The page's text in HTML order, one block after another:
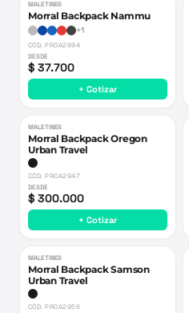
MALETINES
Morral Backpack Nammu
+1
CÓD.PROA2994
DESDE
$ 37.700
+ Cotizar
MALETINES
Morral Backpack Oregon
Urban Travel
CÓD.PROA2947
DESDE
$ 300.000
+ Cotizar
MALETINES
Morral Backpack Samson
Urban Travel
CÓD.PROA2956